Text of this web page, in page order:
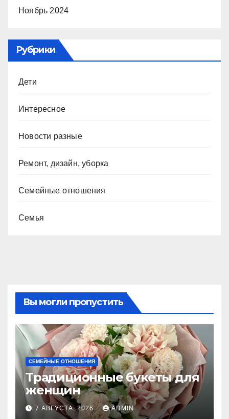
Ноябрь 2024
Рубрики
Дети
Интересное
Новости разные
Ремонт, дизайн, уборка
Семейные отношения
Семья
Вы могли пропустить
СЕМЕЙНЫЕ ОТНОШЕНИЯ
Традиционные букеты для
женщин
7 АВГУСТА, 2026 ADMIN